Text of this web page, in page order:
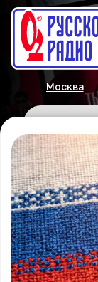
Москва